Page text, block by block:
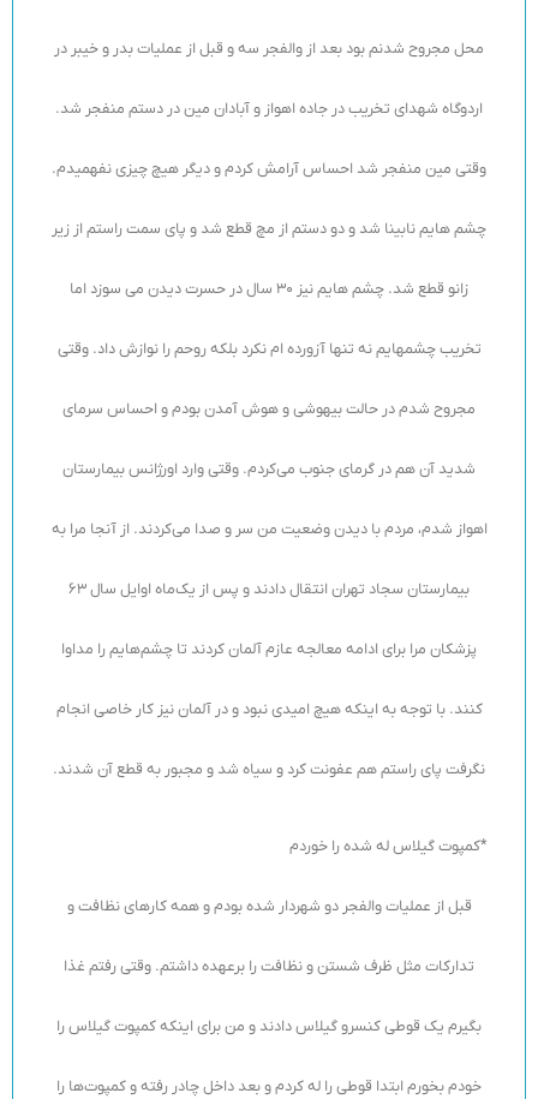
محل مجروح شدنم بود بعد از والفجر سه و قبل از عملیات بدر و خیبر در
اردوگاه شهدای تخریب در جاده اهواز و آبادان مین در دستم منفجر شد.
وقتی مین منفجر شد احساس آرامش کردم و دیگر هیچ چیزی نفهمیدم.
چشم هایم نابینا شد و دو دستم از مچ قطع شد و پای سمت راستم از زیر
زانو قطع شد. چشم هایم نیز 30 سال در حسرت دیدن می سوزد اما
تخریب چشمهایم نه تنها آزورده ام نکرد بلکه روحم را نوازش داد. وقتی
مجروح شدم در حالت بیهوشی و هوش آمدن بودم و احساس سرمای
شدید آن هم در گرمای جنوب می‌کردم. وقتی وارد اورژانس بیمارستان
اهواز شدم، مردم با دیدن وضعیت من سر و صدا می‌کردند. از آنجا مرا به
بیمارستان سجاد تهران انتقال دادند و پس از یک‌ماه اوایل سال 63
پزشکان مرا برای ادامه معالجه عازم آلمان کردند تا چشم‌هایم را مداوا
کنند. با توجه به اینکه هیچ امیدی نبود و در آلمان نیز کار خاصی انجام
نگرفت پای راستم هم عفونت کرد و سیاه شد و مجبور به قطع آن شدند.
*کمپوت گیلاس له شده را خوردم
قبل از عملیات والفجر دو شهردار شده بودم و همه کارهای نظافت و
تدارکات مثل ظرف شستن و نظافت را برعهده داشتم. وقتی رفتم غذا
بگیرم یک قوطی کنسرو گیلاس دادند و من برای اینکه کمپوت گیلاس را
خودم بخورم ابتدا قوطی را له کردم و بعد داخل چادر رفته و کمپوت‌ها را